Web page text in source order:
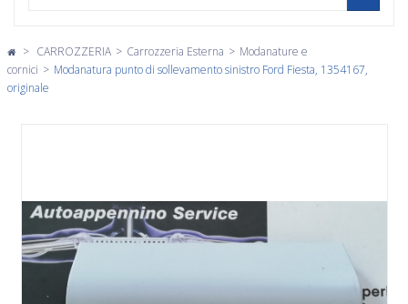
> CARROZZERIA > Carrozzeria Esterna > Modanature e
cornici > Modanatura punto di sollevamento sinistro Ford Fiesta, 1354167,
originale